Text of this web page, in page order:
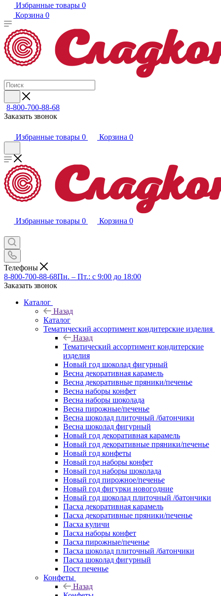
Избранные товары 0
Корзина 0
8-800-700-88-68
Заказать звонок
Избранные товары 0 Корзина 0
Избранные товары 0 Корзина 0
Телефоны
8-800-700-88-68Пн. – Пт.: с 9:00 до 18:00
Заказать звонок
Каталог
Назад
Каталог
Тематический ассортимент кондитерские изделия
Назад
Тематический ассортимент кондитерские
изделия
Новый год шоколад фигурный
Весна декоративная карамель
Весна декоративные пряники/печенье
Весна наборы конфет
Весна наборы шоколада
Весна пирожные/печенье
Весна шоколад плиточный /батончики
Весна шоколад фигурный
Новый год декоративная карамель
Новый год декоративные пряники/печенье
Новый год конфеты
Новый год наборы конфет
Новый год наборы шоколада
Новый год пирожное/печенье
Новый год фигурки новогодние
Новый год шоколад плиточный /батончики
Пасха декоративная карамель
Пасха декоративные пряники/печенье
Пасха куличи
Пасха наборы конфет
Пасха пирожные/печенье
Пасха шоколад плиточный /батончики
Пасха шоколад фигурный
Пост печенье
Конфеты
Назад